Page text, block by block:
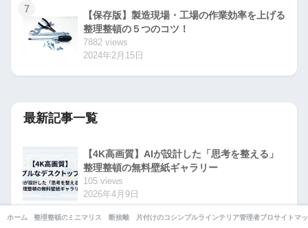
7
【保存版】製造現場・工場の作業効率を上げる
整理整頓の５つのコツ！
7882 views
2024年2月15日
最新記事一覧
【4K高画質】AIが設計した「思考を整える」
整理整頓の無料壁紙ギャラリー
105 views
2026年4月9日
【2026年版】デスクトップ整理用壁紙｜アイ
ホーム 整理整頓のコツミニマリストの部屋
断捨離 片付けのコツシンプルライフインテリア・収納管理者プロフィール
サイトマ